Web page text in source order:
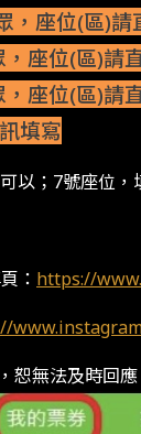
座位(區)請
座位(區)請
座位(區)請
填寫
以；7號座位，
： https://
恕無法及時回